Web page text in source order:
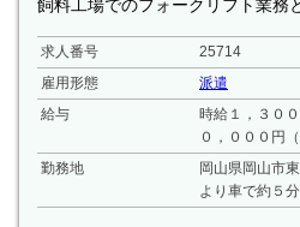
飼料工場でのフォークリフト業務
求人番号
25714
雇用形態
派遣
給与
時給１，３０
０，０００円
勤務地
岡山県岡山市
より車で約５分